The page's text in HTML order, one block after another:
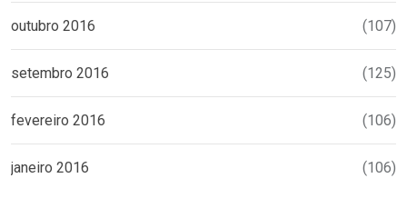
outubro 2016 (107)
setembro 2016 (125)
fevereiro 2016 (106)
janeiro 2016 (106)